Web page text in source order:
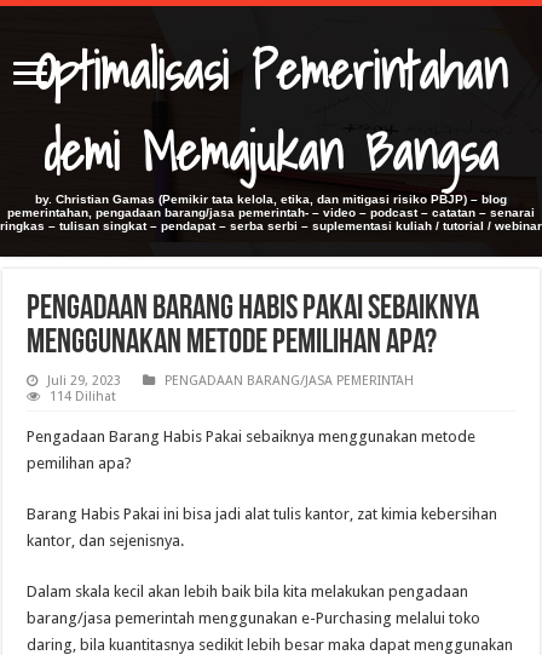
Optimalisasi Pemerintahan
demi Memajukan Bangsa
by. Christian Gamas (Pemikir tata kelola, etika, dan mitigasi risiko PBJP) – blog
pemerintahan, pengadaan barang/jasa pemerintah- – video – podcast – catatan – senarai
ringkas – tulisan singkat – pendapat – serba serbi – suplementasi kuliah / tutorial / webinar
Pengadaan Barang Habis Pakai sebaiknya
menggunakan metode pemilihan apa?
Juli 29, 2023
PENGADAAN BARANG/JASA PEMERINTAH
114 Dilihat
Pengadaan Barang Habis Pakai sebaiknya menggunakan metode
pemilihan apa?
Barang Habis Pakai ini bisa jadi alat tulis kantor, zat kimia kebersihan
kantor, dan sejenisnya.
Dalam skala kecil akan lebih baik bila kita melakukan pengadaan
barang/jasa pemerintah menggunakan e-Purchasing melalui toko
daring, bila kuantitasnya sedikit lebih besar maka dapat menggunakan